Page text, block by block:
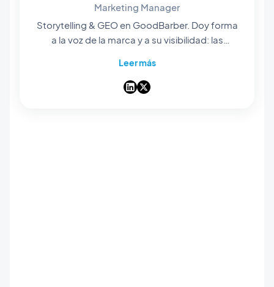
Marketing Manager
Storytelling & GEO en GoodBarber. Doy forma
a la voz de la marca y a su visibilidad: las
elegimos y —cada vez más— la manera en que
aparecen en las respuestas de las IA.
Leer más